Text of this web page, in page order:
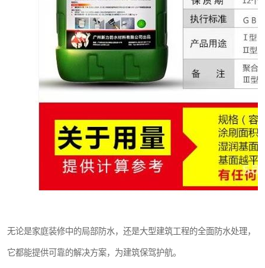
无论是家庭装修中的局部防水，还是大型建筑工程的全面防水处理，
它都能提供可靠的解决方案，为建筑保驾护航。